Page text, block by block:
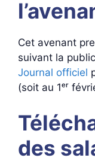
Cet avenant
suivant la
Journal officiel
(soit au 1ᵉʳ
des